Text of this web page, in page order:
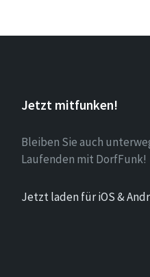
Jetzt mitfunken!
Bleiben Sie auch
Laufenden mit DorfFunk!
Jetzt laden für iOS &